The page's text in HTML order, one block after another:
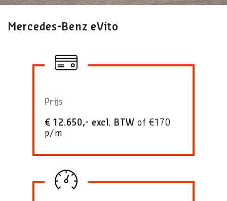
Mercedes-Benz eVito
Prijs
€ 12.650,- excl. BTWof €170
p/m